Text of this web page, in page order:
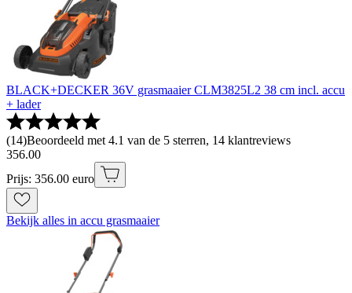
BLACK+DECKER 36V grasmaaier CLM3825L2 38 cm incl. accu
+ lader
(14)Beoordeeld met 4.1 van de 5 sterren, 14 klantreviews
356.00
Prijs: 356.00 euro
Bekijk alles in accu grasmaaier